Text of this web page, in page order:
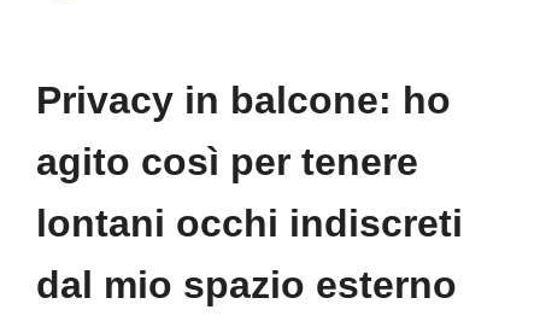
Privacy in balcone: ho
agito così per tenere
lontani occhi indiscreti
dal mio spazio esterno